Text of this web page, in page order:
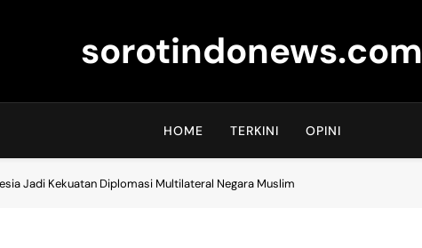
sorotindonews.com
HOME TERKINI OPINI
Jadi Kekuatan Diplomasi Multilateral Negara Muslim